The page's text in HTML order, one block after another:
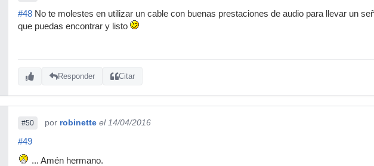
#48 No te molestes en utilizar un cable con buenas prestaciones de audio para llevar un
que puedas encontrar y listo
Responder Citar
#50 por robinette el 14/04/2016
#49
... Amén hermano.